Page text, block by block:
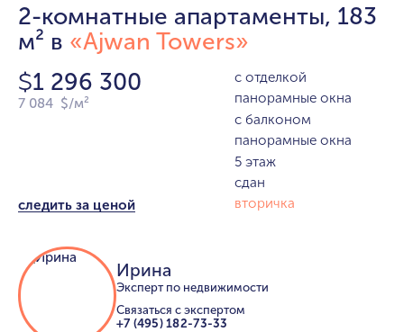
2-комнатные апартаменты, 183
м² в «Ajwan Towers»
$1 296 300
7 084 $/м²
следить за ценой
с отделкой
панорамные окна
с балконом
панорамные окна
5 этаж
сдан
вторичка
Ирина
Эксперт по недвижимости
Связаться с экспертом
+7 (495) 182-73-33